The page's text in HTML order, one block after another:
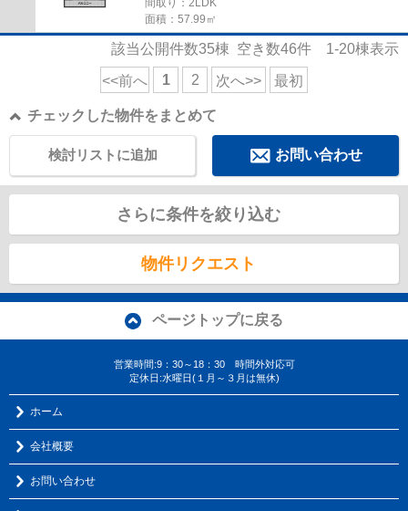
間取り：2LDK
面積：57.99㎡
該当公開件数35棟 空き数46件 1-20棟表示
<<前へ 1 2 次へ>> 最初
チェックした物件をまとめて
お問い合わせ
検討リストに追加
さらに条件を絞り込む
物件リクエスト
ページトップに戻る
営業時間:9：30～18：30 時間外対応可
定休日:水曜日(１月～３月は無休)
ホーム
会社概要
お問い合わせ